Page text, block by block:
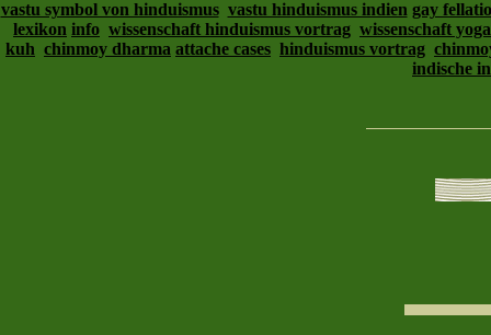
vastu symbol von hinduismus vastu hinduismus indien gay
lexikon info wissenschaft hinduismus vortrag wissenschaft yoga
kuh chinmoy dharma attache cases hinduismus vortrag
indische